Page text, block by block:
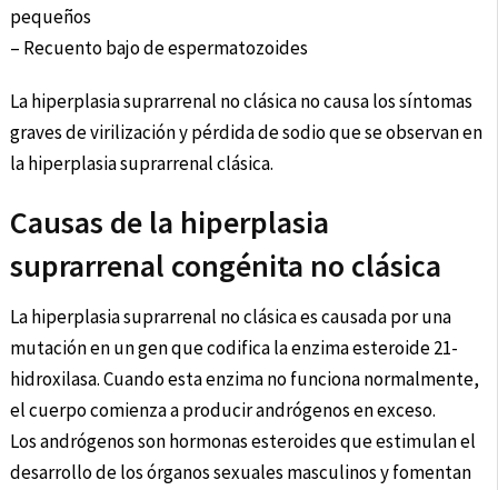
pequeños
– Recuento bajo de espermatozoides
La hiperplasia suprarrenal no clásica no causa los síntomas
graves de virilización y pérdida de sodio que se observan en
la hiperplasia suprarrenal clásica.
Causas de la hiperplasia
suprarrenal congénita no clásica
La hiperplasia suprarrenal no clásica es causada por una
mutación en un gen que codifica la enzima esteroide 21-
hidroxilasa. Cuando esta enzima no funciona normalmente,
el cuerpo comienza a producir andrógenos en exceso.
Los andrógenos son hormonas esteroides que estimulan el
desarrollo de los órganos sexuales masculinos y fomentan